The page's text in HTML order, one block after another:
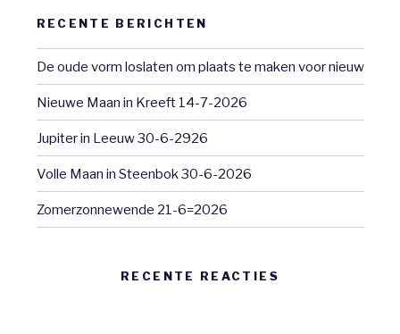
RECENTE BERICHTEN
De oude vorm loslaten om plaats te maken voor nieuw
Nieuwe Maan in Kreeft 14-7-2026
Jupiter in Leeuw 30-6-2926
Volle Maan in Steenbok 30-6-2026
Zomerzonnewende 21-6=2026
RECENTE REACTIES